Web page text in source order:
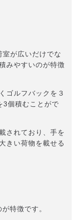
が広いだけでな
みやすいのが特徴
ゴルフバックを３
個積むことがで
されており、手を
きい荷物を載せる
特徴です。